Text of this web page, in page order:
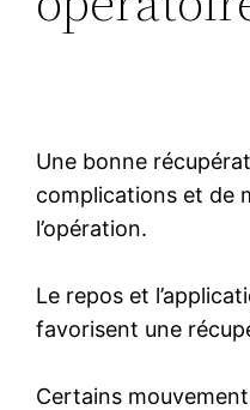
Une bonne
complications et de
l’opération.
Le repos et
favorisent une
Certains